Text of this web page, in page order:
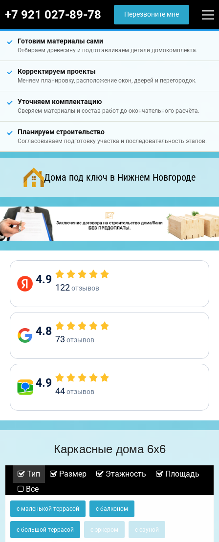
+7 921 027-89-78 Перезвоните мне
Готовим материалы сами
Отбираем древесину и подготавливаем детали домокомплекта.
Корректируем проекты
Меняем планировку, расположение окон, дверей и перегородок.
Уточняем комплектацию
Сверяем материалы и состав работ до окончательного расчёта.
Планируем строительство
Согласовываем подготовку участка и последовательность этапов.
Дома под ключ в Нижнем Новгороде
4.9
122отзывов
4.8
73 отзывов
4.9
44отзывов
Каркасные дома 6х6
Тип Размер Этажность
Площадь
Все
с маленькой террасой с балконом
с большой террасой с эркером с сауной